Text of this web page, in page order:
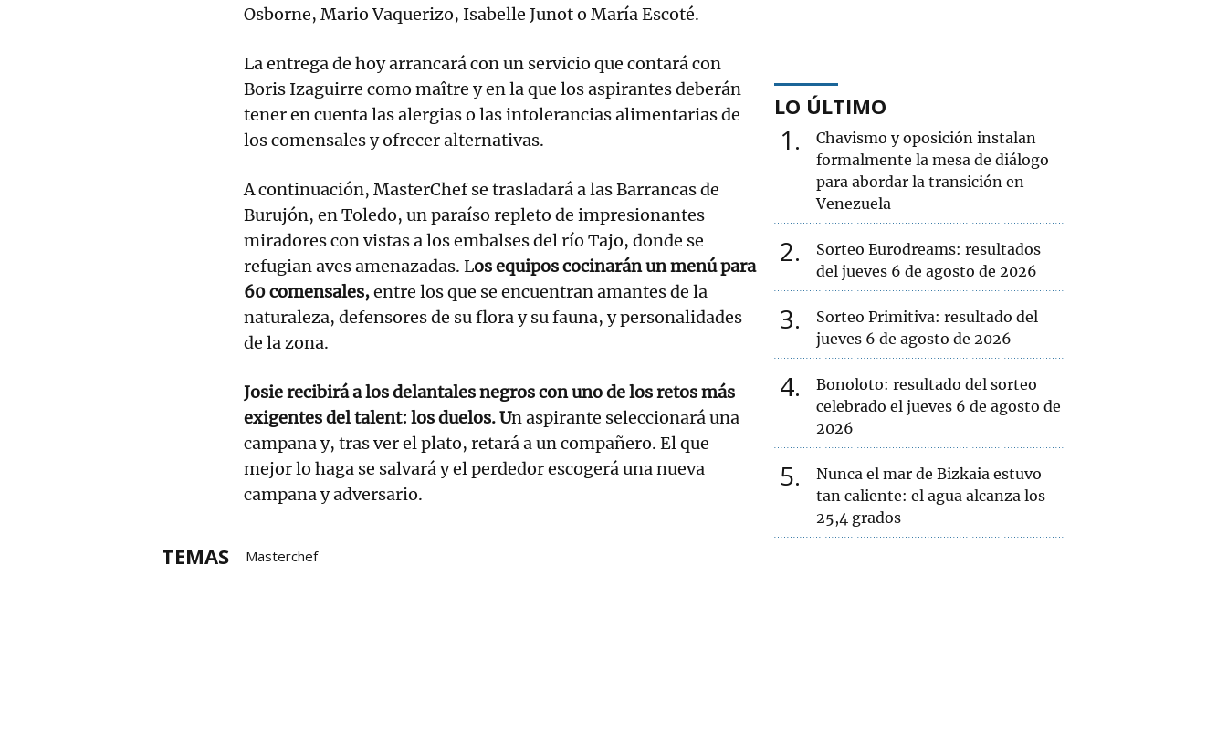
Osborne, Mario Vaquerizo, Isabelle Junot o María Escoté.
La entrega de hoy arrancará con un servicio que contará con
Boris Izaguirre como maître y en la que los aspirantes deberán
tener en cuenta las alergias o las intolerancias alimentarias de
los comensales y ofrecer alternativas.
A continuación, MasterChef se trasladará a las Barrancas de
Burujón, en Toledo, un paraíso repleto de impresionantes
miradores con vistas a los embalses del río Tajo, donde se
refugian aves amenazadas. Los equipos cocinarán un menú para
60 comensales,entre los que se encuentran amantes de la
naturaleza, defensores de su flora y su fauna, y personalidades
de la zona.
Josie recibirá a los delantales negros con uno de los retos más
exigentes del talent: los duelos. Un aspirante seleccionará una
campana y, tras ver el plato, retará a un compañero. El que
mejor lo haga se salvará y el perdedor escogerá una nueva
campana y adversario.
TEMAS Masterchef
LO ÚLTIMO
1
Chavismo y oposición instalan
formalmente la mesa de diálogo
para abordar la transición en
Venezuela
2
Sorteo Eurodreams: resultados
del jueves 6 de agosto de 2026
3
Sorteo Primitiva: resultado del
jueves 6 de agosto de 2026
4
Bonoloto: resultado del sorteo
celebrado el jueves 6 de agosto de
2026
5
Nunca el mar de Bizkaia estuvo
tan caliente: el agua alcanza los
25,4 grados